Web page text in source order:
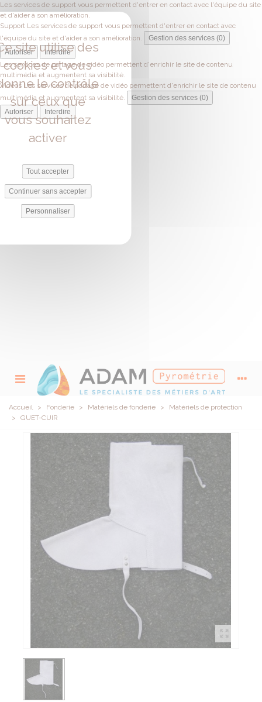
Les services de support vous permettent d'entrer en contact avec l'équipe du site
et d'aider à son amélioration.
Support Les services de support vous permettent d'entrer en contact avec
l'équipe du site et d'aider à son amélioration.
Gestion des services (0)
Autoriser
Interdire
Les services de partage de vidéo permettent d'enrichir le site de contenu
multimédia et augmentent sa visibilité.
Vidéos Les services de partage de vidéo permettent d'enrichir le site de contenu
multimédia et augmentent sa visibilité.
Gestion des services (0)
Autoriser
Interdire
site utilise des
cookies et vous
le contrôle
sur ceux que
vous souhaitez
activer
Tout accepter
Continuer sans accepter
Personnaliser
Accueil > Fonderie > Matériels de fonderie >
Matériels de protection
>
GUET-CUIR